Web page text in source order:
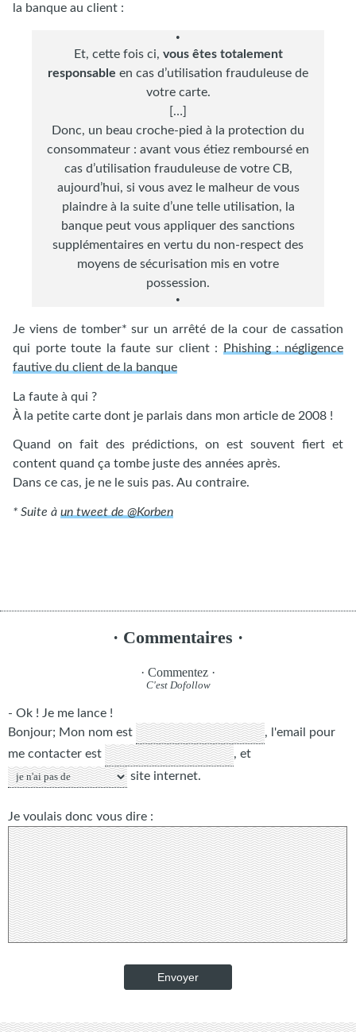
la banque au client :
Et, cette fois ci, vous êtes totalement
responsable en cas d’utilisation frauduleuse de
votre carte.
[…]
Donc, un beau croche-pied à la protection du
consommateur : avant vous étiez remboursé en
cas d’utilisation frauduleuse de votre CB,
aujourd’hui, si vous avez le malheur de vous
plaindre à la suite d’une telle utilisation, la
banque peut vous appliquer des sanctions
supplémentaires en vertu du non-respect des
moyens de sécurisation mis en votre
possession.
Je viens de tomber* sur un arrêté de la cour de cassation
qui porte toute la faute sur client :
Phishing : négligence
fautive du client de la banque
La faute à qui ?
À la petite carte dont je parlais dans mon article de 2008 !
Quand on fait des prédictions, on est souvent fiert et
content quand ça tombe juste des années après.
Dans ce cas, je ne le suis pas. Au contraire.
* Suite àun tweet de @Korben
· Commentaires ·
· Commentez ·
- Ok ! Je me lance !
Bonjour; Mon nom est ,
l'email pour
me contacter est
, et
site internet.
Je voulais donc vous dire :
Envoyer